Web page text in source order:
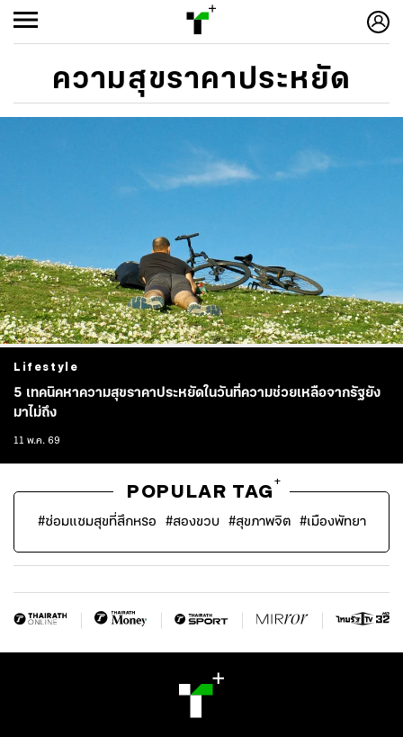
ความสุขราคาประหยัด
Lifestyle
5 เทคนิคหาความสุขราคาประหยัดในวันที่ความช่วยเหลือจากรัฐยัง
มาไม่ถึง
11 พ.ค. 69
POPULAR TAG
+
#ซ่อมแซมสุขที่สึกหรอ #สองขวบ #สุขภาพจิต #เมืองพัทยา